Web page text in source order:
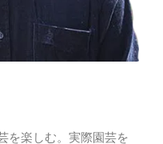
を楽しむ。実際園芸を